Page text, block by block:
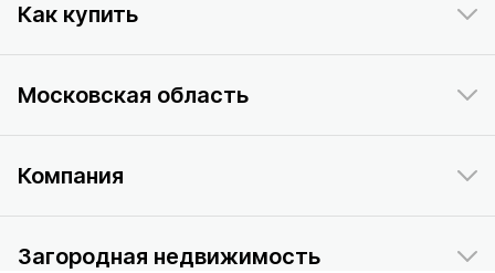
Как купить
Московская область
Компания
Загородная недвижимость